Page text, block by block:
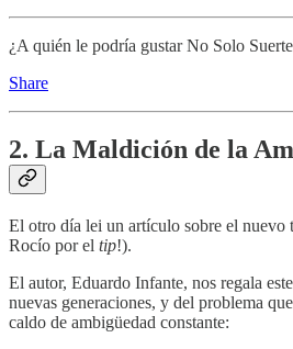
¿A quién le podría gustar No Solo
Share
2. La Maldición de la
El otro día lei un artículo sobre el nuevo
Rocío por el tip!).
El autor, Eduardo Infante, nos regala
nuevas generaciones, y del problema
caldo de ambigüedad constante: